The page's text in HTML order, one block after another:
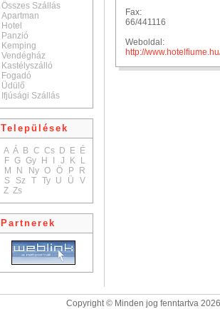
Összes Szállás
Apartman
Hotel
Panzió
Kemping
Vendégház
Kastélyszálló
Fogadó
Üdülő
Ifjúsági Szállás
Települések
A Á B C Cs D E É
F G Gy H J K
L
M
N Ny O Ö P
R
S
Sz T Ty U Ü
V
Z Zs
Partnerek
Fax:
66/441116
Weboldal:
http://
Copyright © Minden jog fenntartva